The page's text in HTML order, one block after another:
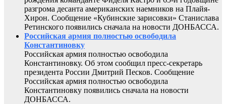
разгрома десанта американских наемников на Плайя-
Хирон. Сообщение «Кубинские зарисовки» Станислава
Ретинского появились сначала на новости ДОНБАССА.
Российская армия полностью освободила
Константиновку
Российская армия полностью освободила
Константиновку. Об этом сообщил пресс-секретарь
президента России Дмитрий Песков. Сообщение
Российская армия полностью освободила
Константиновку появились сначала на новости
ДОНБАССА.